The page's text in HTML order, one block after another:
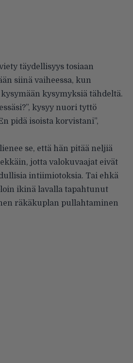
täydellisyys tosiaan
siinä vaiheessa, kun
kysymyksiä tähdeltä.
kysyy nuori tyttö
pidä isoista korvistani”,
se, että hän pitää neljiä
jotta valokuvaajat eivät
intiimiotoksia. Tai ehkä
ikinä lavalla tapahtunut
räkäkuplan pullahtaminen